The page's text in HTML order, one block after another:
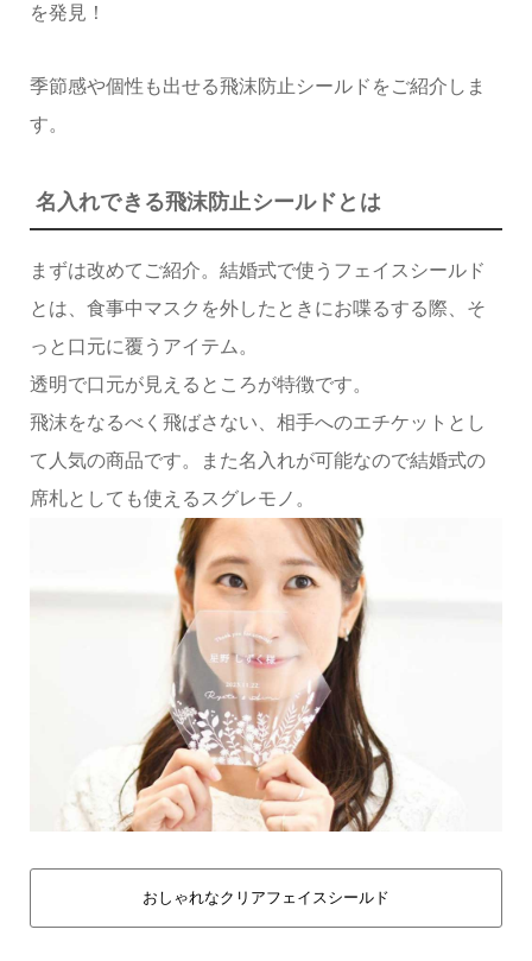
を発見！
季節感や個性も出せる飛沫防止シールドをご紹介しま
す。
名入れできる飛沫防止シールドとは
まずは改めてご紹介。結婚式で使うフェイスシールド
とは、食事中マスクを外したときにお喋るする際、そ
っと口元に覆うアイテム。
透明で口元が見えるところが特徴です。
飛沫をなるべく飛ばさない、相手へのエチケットとし
て人気の商品です。また名入れが可能なので結婚式の
席札としても使えるスグレモノ。
おしゃれなクリアフェイスシールド